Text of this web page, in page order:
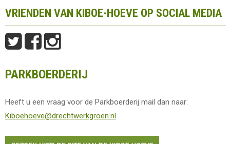
VRIENDEN VAN KIBOE-HOEVE OP SOCIAL MEDIA
PARKBOERDERIJ
Heeft u een vraag voor de Parkboerderij mail dan naar:
Kiboehoeve@drechtwerkgroen.nl